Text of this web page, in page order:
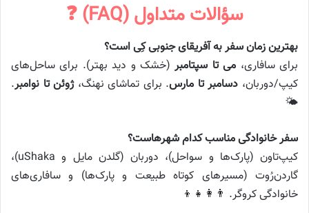
سؤالات متداول (FAQ) ❓
بهترین زمان سفر به آفریقای جنوبی کِی است؟
برای سافاری، می تا سپتامبر(خشک و دید بهتر). برای ساحل‌های
کیپ/دوربان، دسامبر تا مارس. برای تماشای نهنگ،ژوئن تا نوامبر.
🌤️
سفر خانوادگی مناسب کدام شهرهاست؟
کیپ‌تاون (پارک‌ها و سواحل)، دوربان (گلدن مایل و uShaka)،
گاردن‌رُوت (مسیرهای کوتاه طبیعت و پارک‌ها) و سافاری‌های
خانوادگی کروگر. 👨‍👩‍👧‍👦